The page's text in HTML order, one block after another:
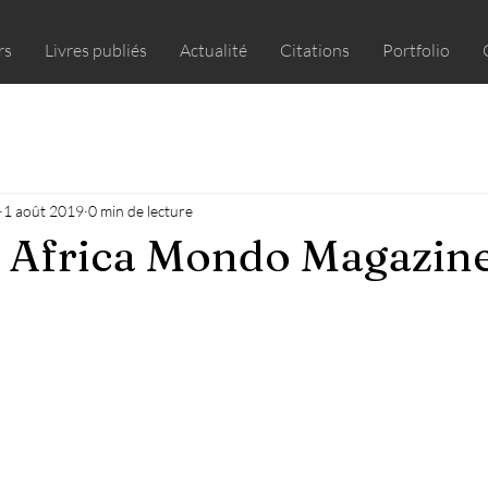
Livres publiés Actualité Citations Portfolio
Mondo
1 août 2019 0 min de lecture